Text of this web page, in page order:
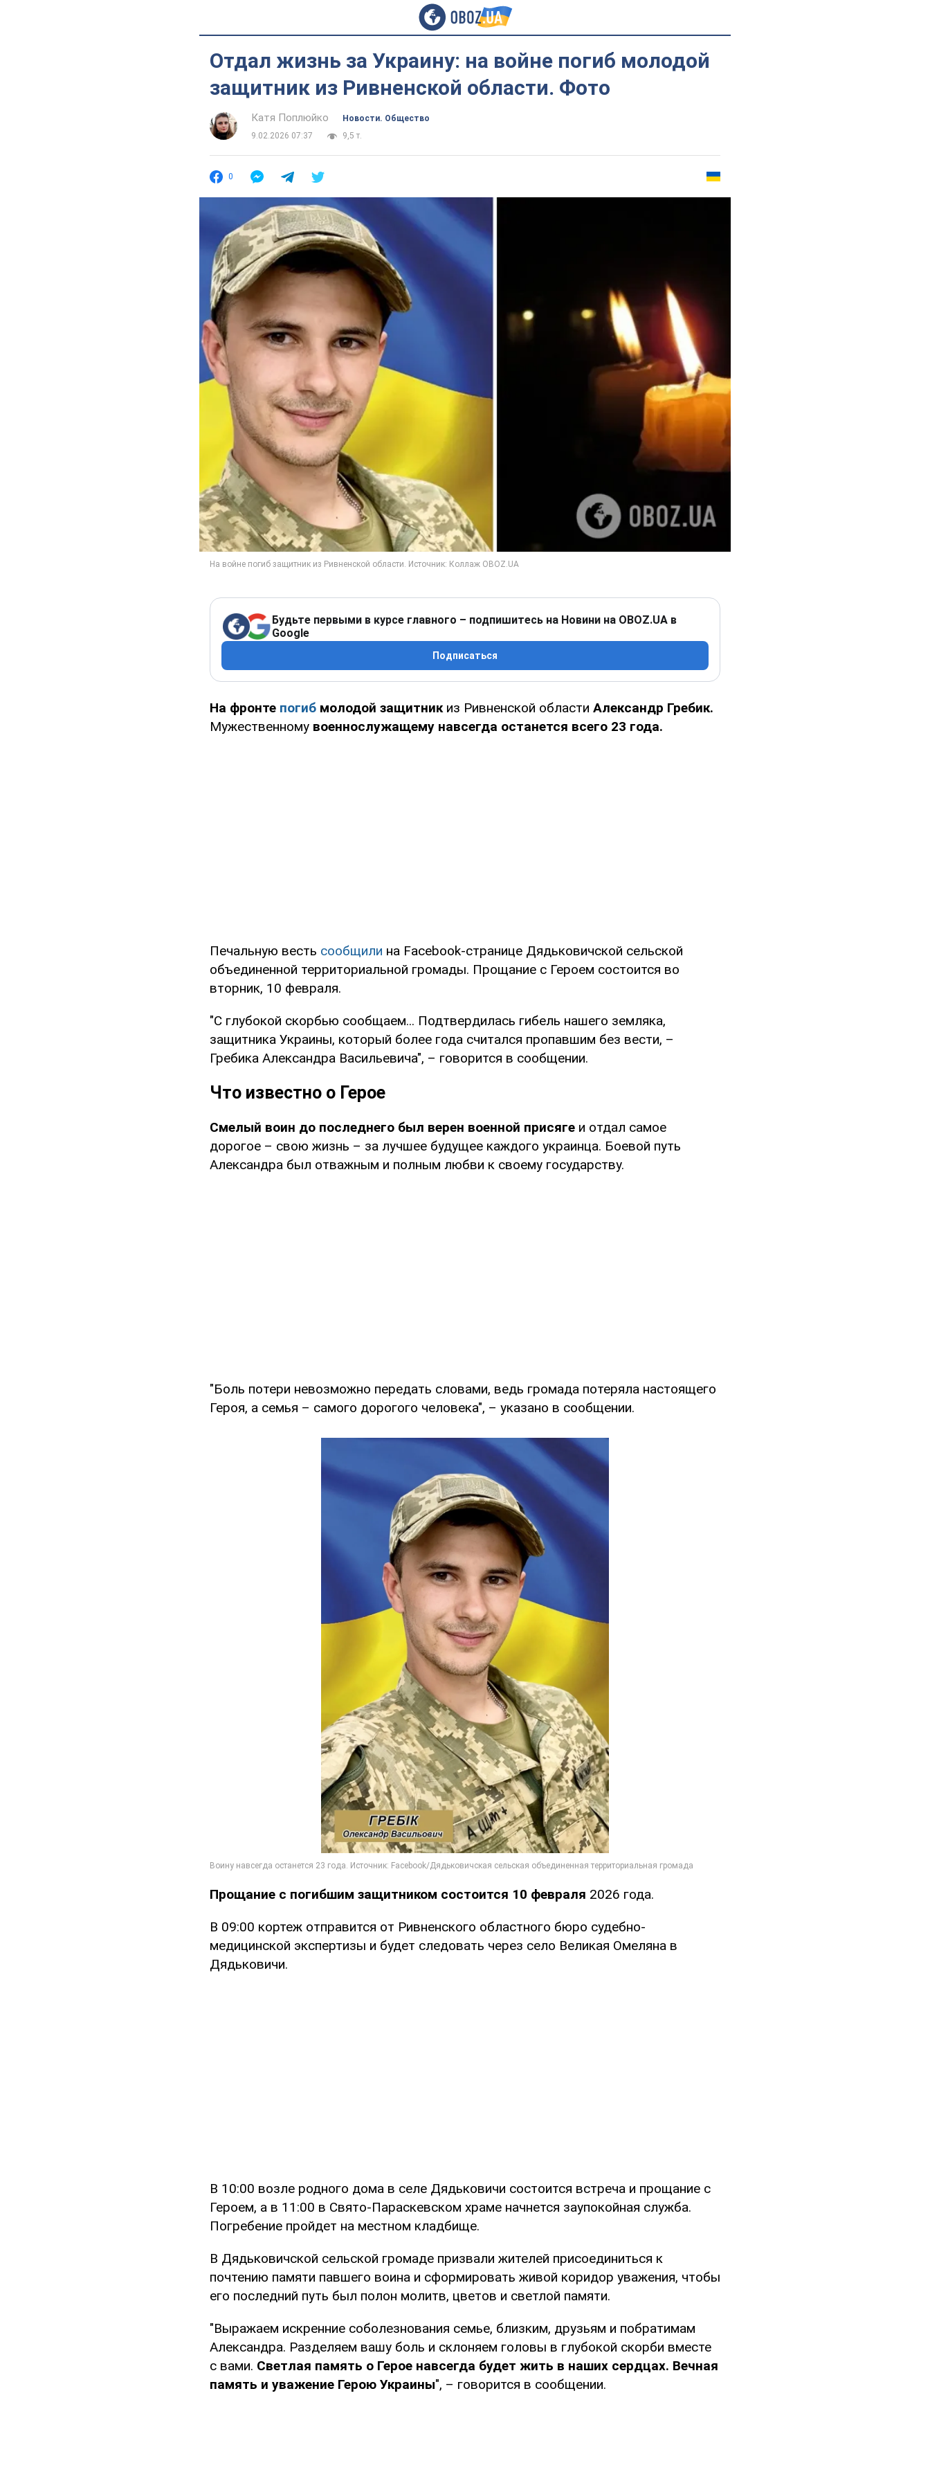
Отдал жизнь за Украину: на войне погиб молодой
защитник из Ривненской области. Фото
Катя Поплюйко
Новости. Общество
9.02.2026 07:37
9,5 т.
0
Будьте первыми в курсе главного – подпишитесь на Новини на OBOZ.UA в
Google
Подписаться
На фронте погиб молодой защитник из Ривненской области Александр Гребик.
Мужественному военнослужащему навсегда останется всего 23 года.
Печальную весть сообщили на Facebook-странице Дядьковичской сельской
объединенной территориальной громады. Прощание с Героем состоится во
вторник, 10 февраля.
"С глубокой скорбью сообщаем... Подтвердилась гибель нашего земляка,
защитника Украины, который более года считался пропавшим без вести, –
Гребика Александра Васильевича", – говорится в сообщении.
Что известно о Герое
Смелый воин до последнего был верен военной присяге и отдал самое
дорогое – свою жизнь – за лучшее будущее каждого украинца. Боевой путь
Александра был отважным и полным любви к своему государству.
"Боль потери невозможно передать словами, ведь громада потеряла настоящего
Героя, а семья – самого дорогого человека", – указано в сообщении.
Прощание с погибшим защитником состоится 10 февраля 2026 года.
В 09:00 кортеж отправится от Ривненского областного бюро судебно-
медицинской экспертизы и будет следовать через село Великая Омеляна в
Дядьковичи.
В 10:00 возле родного дома в селе Дядьковичи состоится встреча и прощание с
Героем, а в 11:00 в Свято-Параскевском храме начнется заупокойная служба.
Погребение пройдет на местном кладбище.
В Дядьковичской сельской громаде призвали жителей присоединиться к
почтению памяти павшего воина и сформировать живой коридор уважения, чтобы
его последний путь был полон молитв, цветов и светлой памяти.
"Выражаем искренние соболезнования семье, близким, друзьям и побратимам
Александра. Разделяем вашу боль и склоняем головы в глубокой скорби вместе
с вами. Светлая память о Герое навсегда будет жить в наших сердцах. Вечная
память и уважение Герою Украины", – говорится в сообщении.